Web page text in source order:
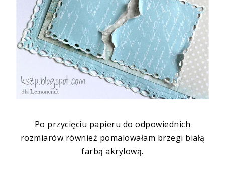
Po przycięciu papieru do odpowiednich
rozmiarów również pomalowałam brzegi białą
farbą akrylową.